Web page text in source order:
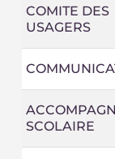
COMITE DES
USAGERS
SCOLAIRE